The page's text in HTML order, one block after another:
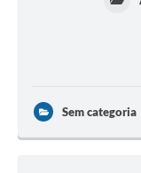
Sem categoria